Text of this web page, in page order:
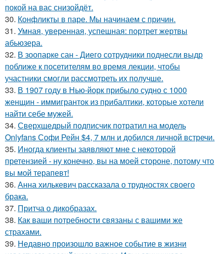
покой на вас снизойдёт.
30. Конфликты в паре. Мы начинаем с причин.
31. Умная, уверенная, успешная: портрет жертвы
абьюзера.
32. В зоопарке сан - Диего сотрудники поднесли выдр
поближе к посетителям во время лекции, чтобы
участники смогли рассмотреть их получше.
33. В 1907 году в Нью-йорк прибыло судно с 1000
женщин - иммигранток из прибалтики, которые хотели
найти себе мужей.
34. Сверхщедрый подписчик потратил на модель
Onlyfans Софи Рейн $4, 7 млн и добился личной встречи.
35. Иногда клиенты заявляют мне с некоторой
претензией - ну конечно, вы на моей стороне, потому что
вы мой терапевт!
36. Анна хилькевич рассказала о трудностях своего
брака.
37. Притча о дикобразах.
38. Как ваши потребности связаны с вашими же
страхами.
39. Недавно произошло важное событие в жизни